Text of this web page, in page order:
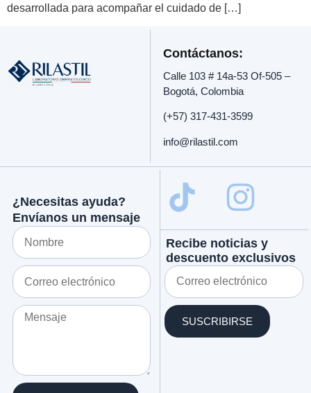
desarrollada para acompañar el cuidado de […]
Contáctanos:
Calle 103 # 14a-53 Of-505 –
Bogotá, Colombia
(+57) 317-431-3599
info@rilastil.com
¿Necesitas ayuda?
Envíanos un mensaje
Recibe noticias y
descuento exclusivos
SUSCRIBIRSE